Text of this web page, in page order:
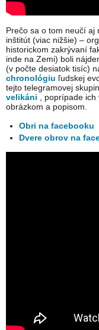
Prečo sa o tom neučí aj
inštitút (viac nižšie) –
historickom zakrývaní
inde na Zemi) boli
(v počte desiatok tisíc)
chronológiu ľudskej
tejto telegramovej
velikáni , poprípade
obrázkom a popisom.
Obri na facebooku
Dvere obrov na